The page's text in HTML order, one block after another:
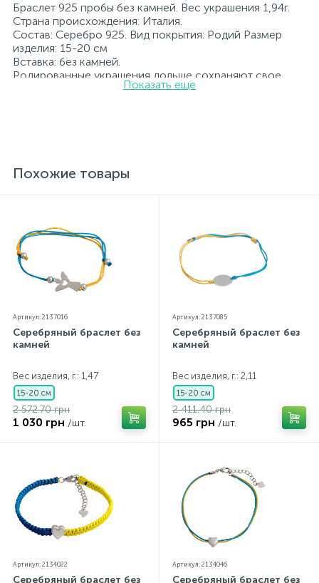
Браслет 925 пробы без камней. Вес украшения 1,94г.
Страна происхождения: Италия.
Состав: Серебро 925. Вид покрытия: Родий Размер
изделия: 15-20 см
Вставка: без камней.
Родированные украшения дольше сохраняют свое
первоначальное состояние, а именно цвет и блеск
прилагаются бирка с указанием всех
параметров.*Цвета изделий на сайте могут
Показать еще
Похожие товары
Артикул: 2137016
Серебряный браслет без
камней
Вес изделия, г.: 1,47
15-20 см
2 572.70 грн
1 030 грн /шт.
Артикул: 2137085
Серебряный браслет без
камней
Вес изделия, г.: 2,11
15-20 см
2 411.40 грн
965 грн /шт.
Артикул: 2134022
Серебряный браслет без
Артикул: 2134046
Серебряный браслет без